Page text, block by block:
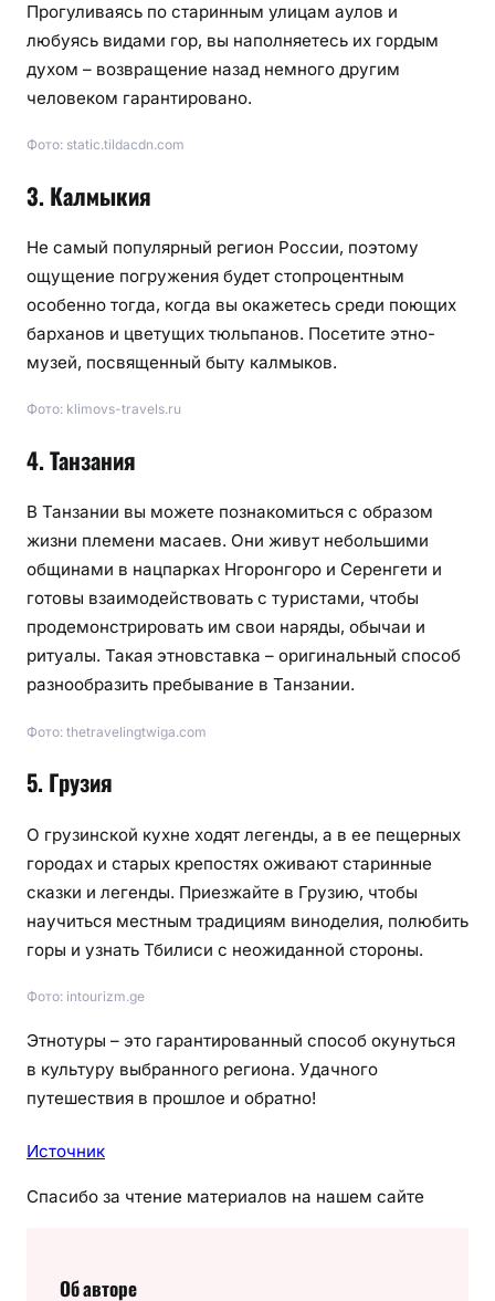
Прогуливаясь по старинным улицам аулов и
любуясь видами гор, вы наполняетесь их гордым
духом – возвращение назад немного другим
человеком гарантировано.
Фото: static.tildacdn.com
3. Калмыкия
Не самый популярный регион России, поэтому
ощущение погружения будет стопроцентным
особенно тогда, когда вы окажетесь среди поющих
барханов и цветущих тюльпанов. Посетите этно-
музей, посвященный быту калмыков.
Фото: klimovs-travels.ru
4. Танзания
В Танзании вы можете познакомиться с образом
жизни племени масаев. Они живут небольшими
общинами в нацпарках Нгоронгоро и Серенгети и
готовы взаимодействовать с туристами, чтобы
продемонстрировать им свои наряды, обычаи и
ритуалы. Такая этновставка – оригинальный способ
разнообразить пребывание в Танзании.
Фото: thetravelingtwiga.com
5. Грузия
О грузинской кухне ходят легенды, а в ее пещерных
городах и старых крепостях оживают старинные
сказки и легенды. Приезжайте в Грузию, чтобы
научиться местным традициям виноделия, полюбить
горы и узнать Тбилиси с неожиданной стороны.
Фото: intourizm.ge
Этнотуры – это гарантированный способ окунуться
в культуру выбранного региона. Удачного
путешествия в прошлое и обратно!
Источник
Спасибо за чтение материалов на нашем сайте
Об авторе